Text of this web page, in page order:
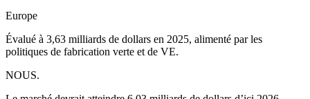
Europe
Évalué à 3,63 milliards de dollars en 2025, alimenté par les
politiques de fabrication verte et de VE.
NOUS.